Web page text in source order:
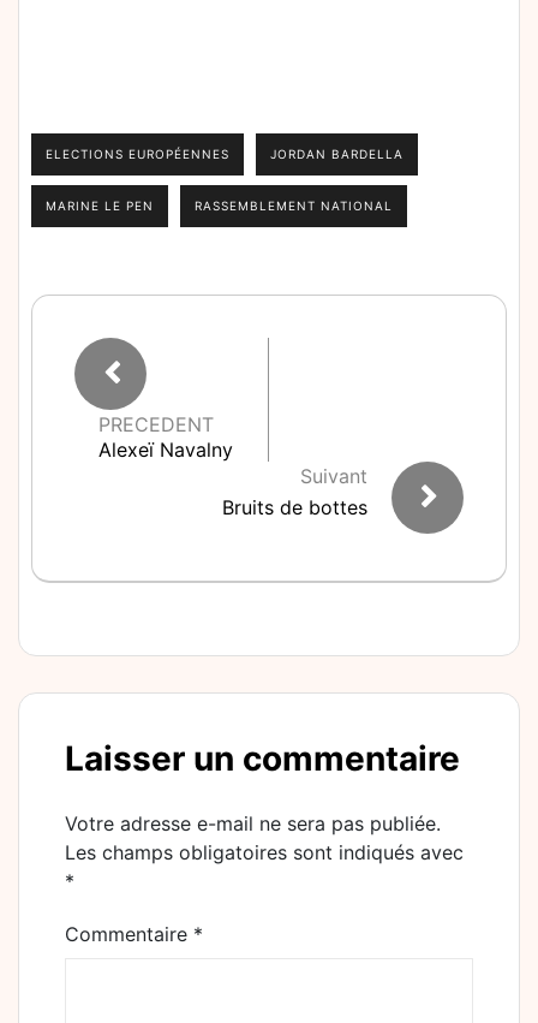
ELECTIONS EUROPÉENNES JORDAN BARDELLA
MARINE LE PEN RASSEMBLEMENT NATIONAL
PRECEDENT
Alexeï Navalny
Suivant
Bruits de bottes
Laisser un commentaire
Votre adresse e-mail ne sera pas publiée.
Les champs obligatoires sont indiqués avec
*
Commentaire *